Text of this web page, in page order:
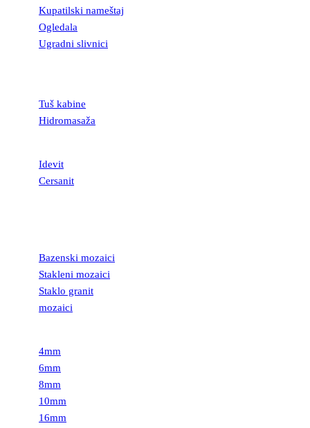
Kupatilski nameštaj
Ogledala
Ugradni slivnici
Tuš kabine
Hidromasaža
Idevit
Cersanit
Bazenski mozaici
Stakleni mozaici
Staklo granit
mozaici
4mm
6mm
8mm
10mm
16mm